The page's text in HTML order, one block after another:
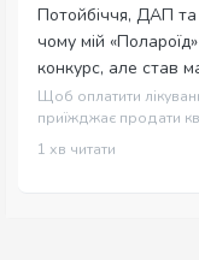
Потойбіччя, ДАП та
чому мій
конкурс, але став
Щоб оплатити
приїжджає продати
1 хв читати